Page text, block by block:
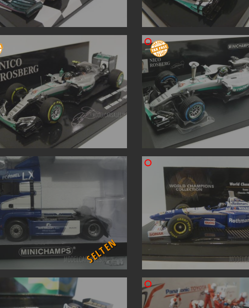
SELTEN